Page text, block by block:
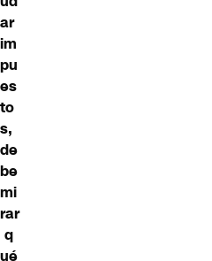
ar
im
pu
es
to
s,
de
be
mi
rar
q
ué